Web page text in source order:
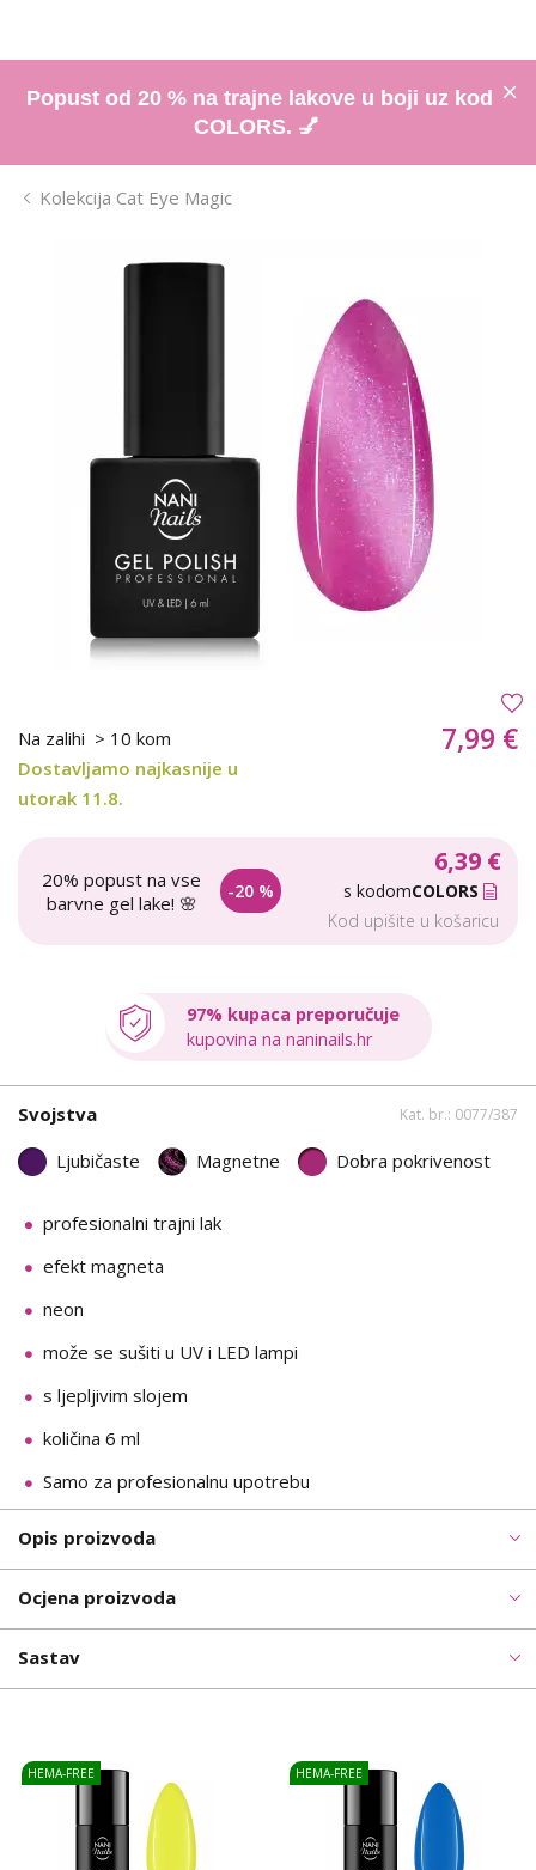
Popust od 20 % na trajne lakove u boji uz kod
COLORS. 💅
Kolekcija Cat Eye Magic
Na zalihi > 10 kom
Dostavljamo najkasnije u
utorak 11.8.
7,99 €
20% popust na vse
barvne gel lake! 🌸
-20 %
6,39 €
s kodomCOLORS
Kod upišite u košaricu
97% kupaca preporučuje
kupovina na naninails.hr
Svojstva Kat. br.: 0077/387
Ljubičaste Magnetne Dobra pokrivenost
profesionalni trajni lak
efekt magneta
neon
može se sušiti u UV i LED lampi
s ljepljivim slojem
količina 6 ml
Samo za profesionalnu upotrebu
Opis proizvoda
Ocjena proizvoda
Sastav
HEMA-FREE HEMA-FREE